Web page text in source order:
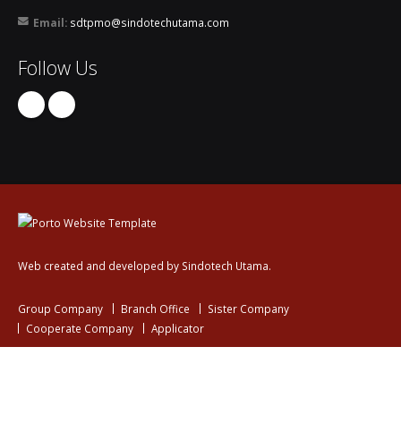
Email: sdtpmo@sindotechutama.com
Follow Us
Web created and developed by Sindotech Utama.
Group Company Branch Office
Sister Company
Cooperate Company
Applicator